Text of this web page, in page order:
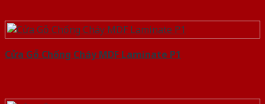
Cửa Gỗ Chống Cháy MDF Laminate P1